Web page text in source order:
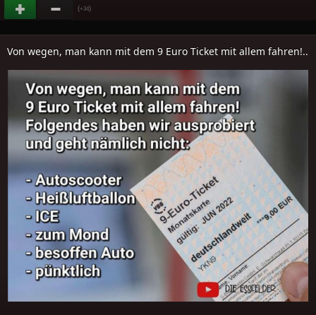
(+34)
Von wegen, man kann mit dem 9 Euro Ticket mit allem fahren!..